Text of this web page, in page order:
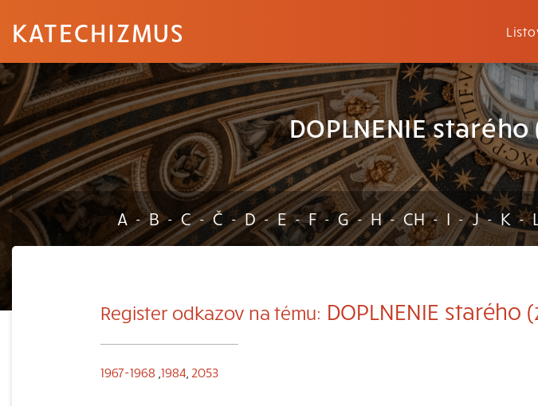
KATECHIZMUS
DOPLNENIE
A - B - C - Č - D - E - F - G - H - CH - I - J - K -
Register odkazov na tému: DOPLNENIE
1967-1968 1984 2053